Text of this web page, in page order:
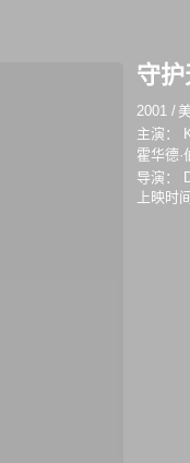
守
2001 /
主演：
霍华德·
导演：
上映时